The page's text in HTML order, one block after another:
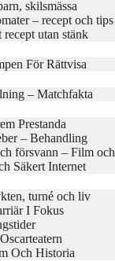
skilsmässa
– recept och tips
utan stänk
För Rättvisa
– Matchfakta
Prestanda
– Behandling
försvann – Film
Säkert Internet
turné och liv
I Fokus
Och Historia